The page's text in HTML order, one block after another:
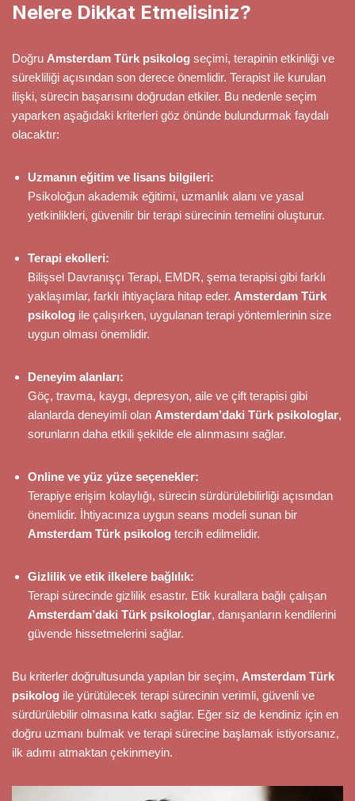
Nelere Dikkat Etmelisiniz?
Doğru Amsterdam Türk psikolog seçimi, terapinin etkinliği ve
sürekliliği açısından son derece önemlidir. Terapist ile kurulan
ilişki, sürecin başarısını doğrudan etkiler. Bu nedenle seçim
yaparken aşağıdaki kriterleri göz önünde bulundurmak faydalı
olacaktır:
Uzmanın eğitim ve lisans bilgileri:
Psikoloğun akademik eğitimi, uzmanlık alanı ve yasal
yetkinlikleri, güvenilir bir terapi sürecinin temelini oluşturur.
Terapi ekolleri:
Bilişsel Davranışçı Terapi, EMDR, şema terapisi gibi farklı
yaklaşımlar, farklı ihtiyaçlara hitap eder. Amsterdam Türk
psikolog ile çalışırken, uygulanan terapi yöntemlerinin size
uygun olması önemlidir.
Deneyim alanları:
Göç, travma, kaygı, depresyon, aile ve çift terapisi gibi
alanlarda deneyimli olan Amsterdam’daki Türk psikologlar,
sorunların daha etkili şekilde ele alınmasını sağlar.
Online ve yüz yüze seçenekler:
Terapiye erişim kolaylığı, sürecin sürdürülebilirliği açısından
önemlidir. İhtiyacınıza uygun seans modeli sunan bir
Amsterdam Türk psikolog tercih edilmelidir.
Gizlilik ve etik ilkelere bağlılık:
Terapi sürecinde gizlilik esastır. Etik kurallara bağlı çalışan
Amsterdam’daki Türk psikologlar, danışanların kendilerini
güvende hissetmelerini sağlar.
Bu kriterler doğrultusunda yapılan bir seçim, Amsterdam Türk
psikolog ile yürütülecek terapi sürecinin verimli, güvenli ve
sürdürülebilir olmasına katkı sağlar. Eğer siz de kendiniz için en
doğru uzmanı bulmak ve terapi sürecine başlamak istiyorsanız,
ilk adımı atmaktan çekinmeyin.